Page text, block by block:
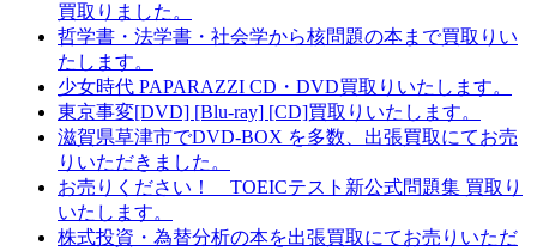
買取りました。
哲学書・法学書・社会学から核問題の本まで買取りい
たします。
少女時代 PAPARAZZI CD・DVD買取りいたします。
東京事変[DVD] [Blu-ray] [CD]買取りいたします。
滋賀県草津市でDVD-BOX を多数、出張買取にてお売
りいただきました。
お売りください！ TOEICテスト新公式問題集 買取り
いたします。
株式投資・為替分析の本を出張買取にてお売りいただ